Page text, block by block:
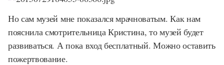
Но сам музей мне показался мрачноватым. Как нам
пояснила смотрительница Кристина, то музей будет
развиваться. А пока вход бесплатный. Можно оставить
пожертвование.